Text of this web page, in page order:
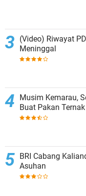
(Video) Riwayat
Meninggal
Musim Kemarau,
Buat Pakan
BRI Cabang
Asuhan